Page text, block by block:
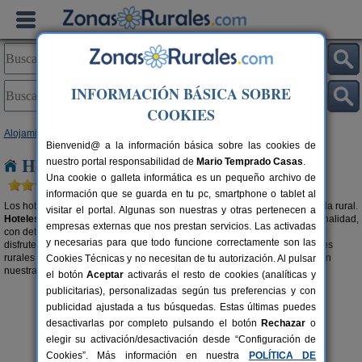
Alojamientos
Hoteles Rurales en Castilla-La Mancha
Los hoteles rurales son una forma, a lo grande, de disfrutar de tu escapada rural.
Hoteles rurales con encanto en Castilla-La Mancha
cargados de personalidad,
con detalles que los hacen únicos y con acogedoras estancias para que
disfrutes de tus vacaciones como te mereces. Tenemos todos estos hoteles
rurales esperándote. Te encantarán. También te recomendamos buscar en
nuestra selección deApartamentos Rurales en Castilla-La Mancha.
INFORMACIÓN BÁSICA SOBRE
COOKIES
Bienvenid@ a la información básica sobre las cookies de
nuestro portal responsabilidad de Mario Temprado Casas.
Una cookie o galleta informática es un pequeño archivo de
información que se guarda en tu pc, smartphone o tablet al
visitar el portal. Algunas son nuestras y otras pertenecen a
empresas externas que nos prestan servicios. Las activadas
y necesarias para que todo funcione correctamente son las
Cookies Técnicas y no necesitan de tu autorización. Al pulsar
el botónAceptar activarás el resto de cookies (analíticas y
publicitarias), personalizadas según tus preferencias y con
publicidad ajustada a tus búsquedas. Estas últimas puedes
desactivarlas por completo pulsando el botón Rechazar o
elegir su activación/desactivación desde “Configuración de
Cookies”. Más información en nuestra
POLÍTICA DE